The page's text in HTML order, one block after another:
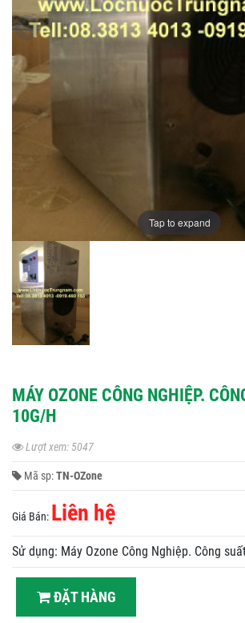
Tap to expand
MÁY OZONE CÔNG NGHIỆP.
10G/H
Lượt xem: 5047
Mã sp:TN-OZone
Giá Bán: Liên hệ
Sử dụng: Máy Ozone Công Nghiệp. Công
ĐẶT HÀNG